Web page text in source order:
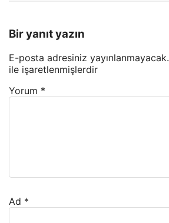
Bir yanıt yazın
E-posta adresiniz yayınlanmayacak.
ile işaretlenmişlerdir
Yorum *
Ad *